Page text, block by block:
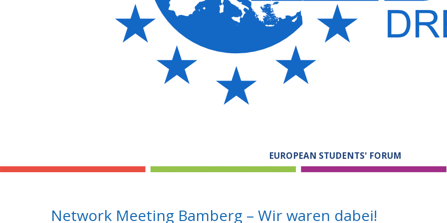
EUROPEAN STUDENTS' FORUM
Network Meeting Bamberg – Wir waren dabei!